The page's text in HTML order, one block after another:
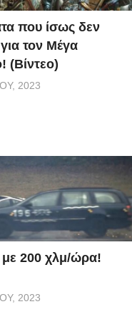
προκαλεί, τότε
μπορεί να
τον εαυτό του σε
άλλο, μειώνει
χωρίς
που ίσως δεν
τον Μέγα
(Βίντεο)
2023
200 χλμ/ώρα!
2023